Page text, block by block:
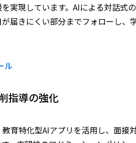
実現しています。AIによる対話式
届きにくい部分までフォローし、
ル
指導の強化
育特化型AIアプリを活用し、面接